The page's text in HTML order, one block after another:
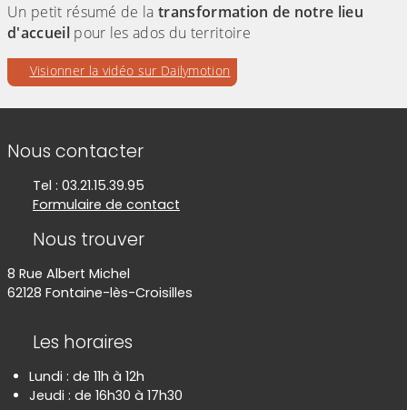
Un petit résumé de latransformation de notre lieu
d'accueilpour les ados du territoire
Evitez la vidéo intégrée ci-après et aller au
Visionner la vidéo sur Dailymotion
Informations de contact
Nous contacter
Tel : 03.21.15.39.95
Formulaire de contact
Nous trouver
8 Rue Albert Michel
62128 Fontaine-lès-Croisilles
Les horaires
Lundi : de 11h à 12h
Jeudi : de 16h30 à 17h30